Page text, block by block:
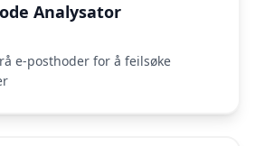
Analysator
e-posthoder for å feilsøke